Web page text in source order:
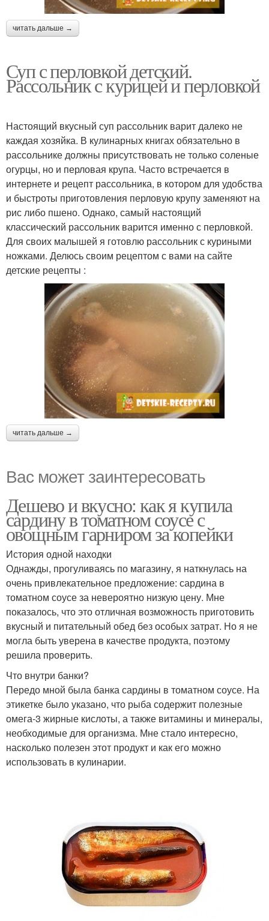
читать дальше →
Суп с перловкой детский.
Рассольник с курицей и перловкой
Настоящий вкусный суп рассольник варит далеко не
каждая хозяйка. В кулинарных книгах обязательно в
рассольнике должны присутствовать не только соленые
огурцы, но и перловая крупа. Часто встречается в
интернете и рецепт рассольника, в котором для удобства
и быстроты приготовления перловую крупу заменяют на
рис либо пшено. Однако, самый настоящий
классический рассольник варится именно с перловкой.
Для своих малышей я готовлю рассольник с куриными
ножками. Делюсь своим рецептом с вами на сайте
детские рецепты :
читать дальше →
Вас может заинтересовать
Дешево и вкусно: как я купила
сардину в томатном соусе с
овощным гарниром за копейки
История одной находки
Однажды, прогуливаясь по магазину, я наткнулась на
очень привлекательное предложение: сардина в
томатном соусе за невероятно низкую цену. Мне
показалось, что это отличная возможность приготовить
вкусный и питательный обед без особых затрат. Но я не
могла быть уверена в качестве продукта, поэтому
решила проверить.
Что внутри банки?
Передо мной была банка сардины в томатном соусе. На
этикетке было указано, что рыба содержит полезные
омега-3 жирные кислоты, а также витамины и минералы,
необходимые для организма. Мне стало интересно,
насколько полезен этот продукт и как его можно
использовать в кулинарии.